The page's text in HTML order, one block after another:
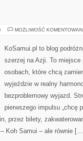
MOŻLIWOŚĆ
KoSamui.pl to blog
szerzej na Azji. To miejsce
osobach, które chcą
wyjeździe w realny
bezproblemowy wyjazd.
pierwszego impulsu „chcę
przez bilety,
Koh Samui – ale równie